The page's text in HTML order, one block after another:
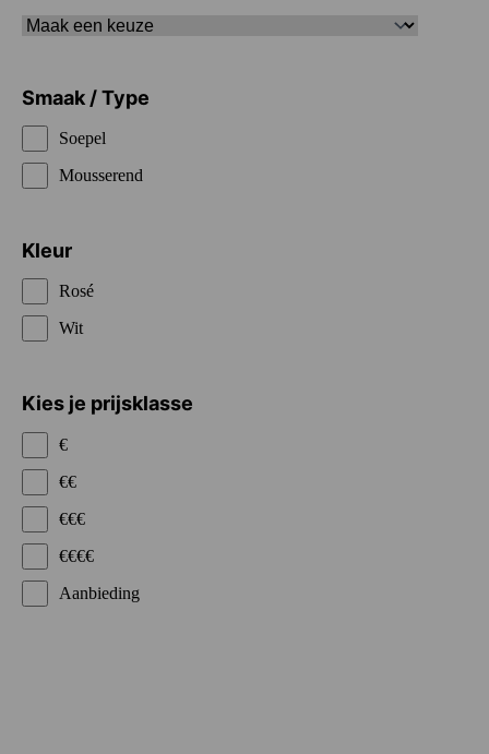
Smaak / Type
Soepel
Mousserend
Kleur
Rosé
Wit
Kies je prijsklasse
€
€€
€€€
€€€€
Aanbieding